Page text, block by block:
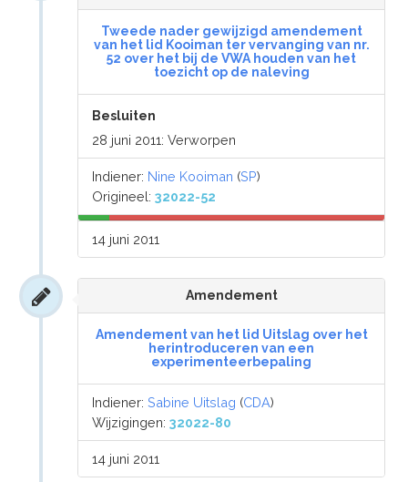
Tweede nader gewijzigd amendement
van het lid Kooiman ter vervanging van nr.
52 over het bij de VWA houden van het
toezicht op de naleving
Besluiten
28 juni 2011: Verworpen
Indiener: Nine Kooiman (SP)
Origineel:32022-52
14 juni 2011
Amendement
Amendement van het lid Uitslag over het
herintroduceren van een
experimenteerbepaling
Indiener:Sabine Uitslag (CDA)
Wijzigingen:32022-80
14 juni 2011